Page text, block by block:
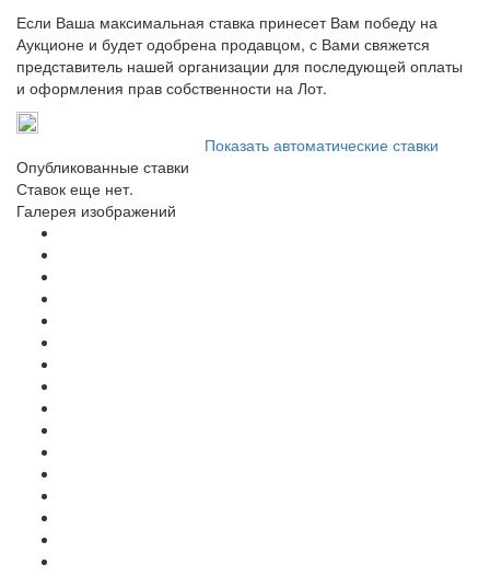
Если Ваша максимальная ставка принесет Вам победу на
Аукционе и будет одобрена продавцом, с Вами свяжется
представитель нашей организации для последующей оплаты
и оформления прав собственности на Лот.
Показать автоматические ставки
Опубликованные ставки
Ставок еще нет.
Галерея изображений